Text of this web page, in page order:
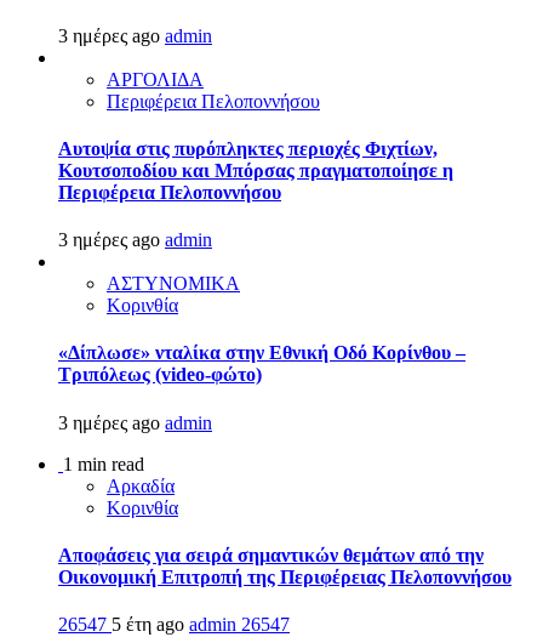
3 ημέρες ago admin
ΑΡΓΟΛΙΔΑ
Περιφέρεια Πελοποννήσου
Αυτοψία στις πυρόπληκτες περιοχές Φιχτίων,
Κουτσοποδίου και Μπόρσας πραγματοποίησε η
Περιφέρεια Πελοποννήσου
3 ημέρες ago admin
ΑΣΤΥΝΟΜΙΚΑ
Κορινθία
«Δίπλωσε» νταλίκα στην Εθνική Oδό Κορίνθου –
Τριπόλεως (video-φώτο)
3 ημέρες ago admin
1 min read
Αρκαδία
Κορινθία
Αποφάσεις για σειρά σημαντικών θεμάτων από την
Οικονομική Επιτροπή της Περιφέρειας Πελοποννήσου
26547 5 έτη ago admin 26547